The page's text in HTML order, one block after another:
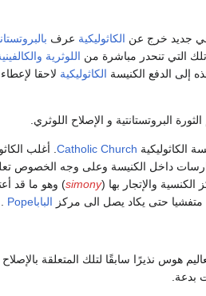
جديد خرج عن الكاثوليكية عرف
تلك التي تنحدر مباشرة من اللوثرية
إلى الدفع الكنيسة الكاثوليكية لاحقا
البروتستانتية و الإصلاح اللوثري.
الكاثوليكية Catholic Church . أغلب
داخل الكنيسة وعلى وجه الخصوص
والإتجار بها (simony) وهو ما قد
متفشيا حتى يكاد يصل الى مركز الباباPope
هوس نذيرًا سابقًا لتلك المتعلقة
بدعة.